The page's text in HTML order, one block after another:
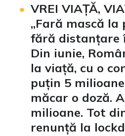
VREI VIAȚĂ,
„Fară mască la
fără distanțare
Din iunie,
la viață, cu o
puțin 5
măcar o doză.
milioane. Tot
renunță la